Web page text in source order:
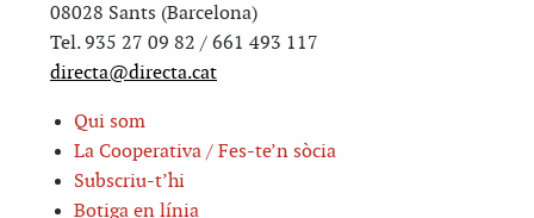
08028 Sants (Barcelona)
Tel. 935 27 09 82 / 661 493 117
directa@directa.cat
Qui som
La Cooperativa / Fes-te’n sòcia
Subscriu-t’hi
Botiga en línia